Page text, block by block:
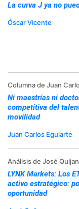
La curva J ya no
Óscar Vicente
Columna de Juan
Ni maestrías ni
competitiva del
movilidad
Juan Carlos Eguiarte
Análisis de José
LYNK Markets: Los
activo estratégico:
oportunidad